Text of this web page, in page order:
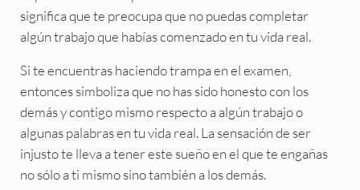
significa que te preocupa que no puedas completar
algún trabajo que habías comenzado en tu vida real.
Si te encuentras haciendo trampa en el examen,
entonces simboliza que no has sido honesto con los
demás y contigo mismo respecto a algún trabajo o
algunas palabras en tu vida real. La sensación de ser
injusto te lleva a tener este sueño en el que te engañas
no sólo a ti mismo sino también a los demás.